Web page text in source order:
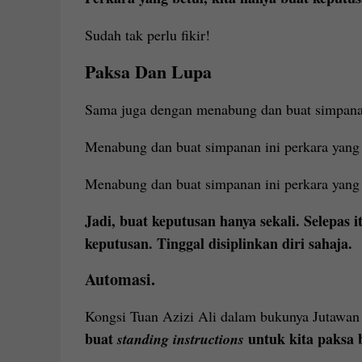
Sudah tak perlu fikir!
Paksa Dan Lupa
Sama juga dengan menabung dan buat
Menabung dan buat simpanan ini perkara
Menabung dan buat simpanan ini perkara
Jadi, buat keputusan hanya sekali.
keputusan. Tinggal disiplinkan diri sahaja.
Automasi.
Kongsi Tuan Azizi Ali dalam bukunya
buatstanding instructions untuk kita paksa